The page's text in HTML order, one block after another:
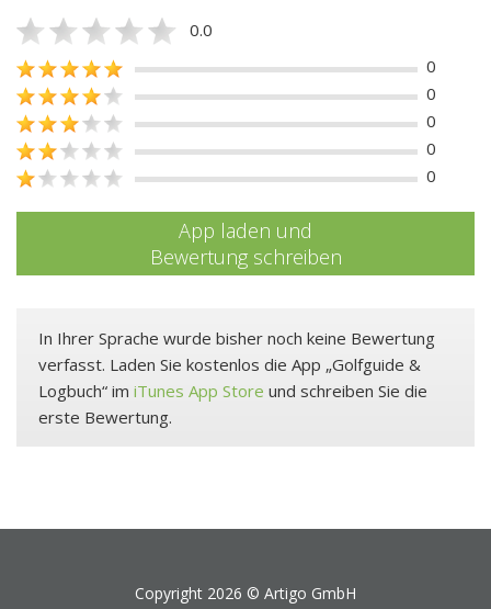
0.0
0
0
0
0
0
App laden und
Bewertung schreiben
In Ihrer Sprache wurde bisher noch keine Bewertung
verfasst. Laden Sie kostenlos die App „Golfguide &
Logbuch“ im iTunes App Store und schreiben Sie die
erste Bewertung.
Copyright 2026 © Artigo GmbH